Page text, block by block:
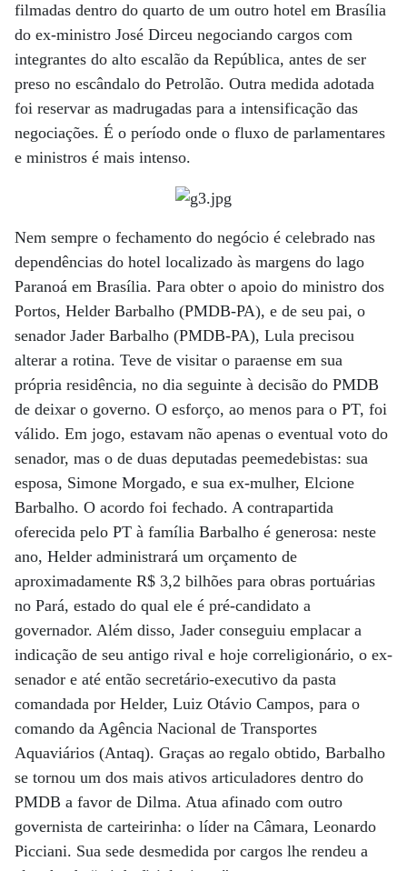
filmadas dentro do quarto de um outro hotel em Brasília
do ex-ministro José Dirceu negociando cargos com
integrantes do alto escalão da República, antes de ser
preso no escândalo do Petrolão. Outra medida adotada
foi reservar as madrugadas para a intensificação das
negociações. É o período onde o fluxo de parlamentares
e ministros é mais intenso.
Nem sempre o fechamento do negócio é celebrado nas
dependências do hotel localizado às margens do lago
Paranoá em Brasília. Para obter o apoio do ministro dos
Portos, Helder Barbalho (PMDB-PA), e de seu pai, o
senador Jader Barbalho (PMDB-PA), Lula precisou
alterar a rotina. Teve de visitar o paraense em sua
própria residência, no dia seguinte à decisão do PMDB
de deixar o governo. O esforço, ao menos para o PT, foi
válido. Em jogo, estavam não apenas o eventual voto do
senador, mas o de duas deputadas peemedebistas: sua
esposa, Simone Morgado, e sua ex-mulher, Elcione
Barbalho. O acordo foi fechado. A contrapartida
oferecida pelo PT à família Barbalho é generosa: neste
ano, Helder administrará um orçamento de
aproximadamente R$ 3,2 bilhões para obras portuárias
no Pará, estado do qual ele é pré-candidato a
governador. Além disso, Jader conseguiu emplacar a
indicação de seu antigo rival e hoje correligionário, o ex-
senador e até então secretário-executivo da pasta
comandada por Helder, Luiz Otávio Campos, para o
comando da Agência Nacional de Transportes
Aquaviários (Antaq). Graças ao regalo obtido, Barbalho
se tornou um dos mais ativos articuladores dentro do
PMDB a favor de Dilma. Atua afinado com outro
governista de carteirinha: o líder na Câmara, Leonardo
Picciani. Sua sede desmedida por cargos lhe rendeu a